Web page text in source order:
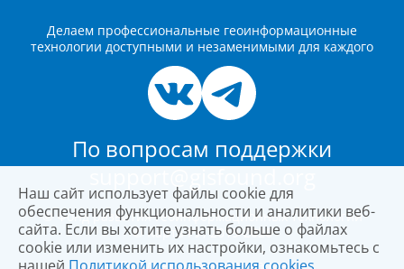
Наш сайт использует файлы cookie для
обеспечения функциональности и аналитики веб-
сайта. Если вы хотите узнать больше о файлах
cookie или изменить их настройки, ознакомьтесь с
Делаем профессиональные геоинформационные
технологии доступными и незаменимыми для каждого
По вопросам поддержки
support@gisfound.org
© Фонд развития геоинформационных технологий
© Карта РУ, 2019-2026
Юридическая информация